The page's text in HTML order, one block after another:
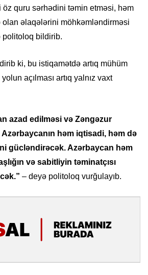
öz quru sərhədini təmin etməsi, həm
əlaqələrini möhkəmləndirməsi
politoloq bildirib.
ki, bu istiqamətdə artıq mühüm
açılması artıq yalnız vaxt
azad edilməsi və Zəngəzur
Azərbaycanın həm iqtisadi, həm də
gücləndirəcək. Azərbaycan həm
və sabitliyin təminatçısı
– deyə politoloq vurğulayıb.